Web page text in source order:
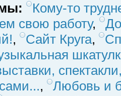
Кому-то
свою работу,
, Сайт Круга,
,
Любовь и